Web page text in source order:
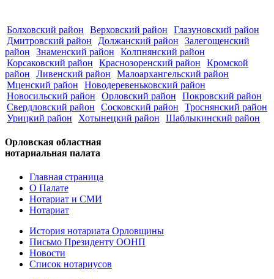
Болховский район Верховский район
Глазуновский район
Дмитровский район
Должанский район
Залегощенский
район
Знаменский район
Колпнянский район
Корсаковский район
Краснозоренский район
Кромской
район
Ливенский район
Малоархангельский район
Мценский район
Новодеревеньковский район
Новосильский район
Орловский район
Покровский район
Свердловский район
Сосковский район
Троснянский район
Урицкий район
Хотынецкий район Шаблыкинский район
Орловская областная
нотариальная палата
Главная страница
О Палате
Нотариат и СМИ
Нотариат
История нотариата Орловщины
Письмо Президенту ООНП
Новости
Список нотариусов